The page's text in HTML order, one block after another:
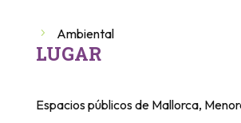
Ambiental
LUGAR
Espacios públicos de Mallorca,